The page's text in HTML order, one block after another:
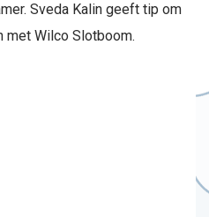
Sveda Kalin geeft tip om
met Wilco Slotboom.